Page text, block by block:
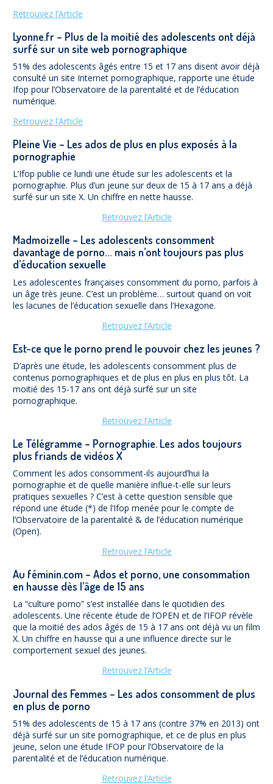
Retrouvez l’Article
Lyonne.fr – Plus de la moitié des adolescents ont déjà
surfé sur un site web pornographique
51% des adolescents âgés entre 15 et 17 ans disent avoir déjà
consulté un site Internet pornographique, rapporte une étude
Ifop pour l’Observatoire de la parentalité et de l’éducation
numérique.
Retrouvez l’Article
Pleine Vie – Les ados de plus en plus exposés à la
pornographie
L’Ifop publie ce lundi une étude sur les adolescents et la
pornographie. Plus d’un jeune sur deux de 15 à 17 ans a déjà
surfé sur un site X. Un chiffre en nette hausse.
Retrouvez l’Article
Madmoizelle – Les adolescents consomment
davantage de porno… mais n’ont toujours pas plus
d’éducation sexuelle
Les adolescentes françaises consomment du porno, parfois à
un âge très jeune. C’est un problème… surtout quand on voit
les lacunes de l’éducation sexuelle dans l’Hexagone.
Retrouvez l’Article
Est-ce que le porno prend le pouvoir chez les jeunes ?
D’après une étude, les adolescents consomment plus de
contenus pornographiques et de plus en plus en plus tôt. La
moitié des 15-17 ans ont déjà surfé sur un site
pornographique.
Retrouvez l’Article
Le Télégramme – Pornographie. Les ados toujours
plus friands de vidéos X
Comment les ados consomment-ils aujourd’hui la
pornographie et de quelle manière influe-t-elle sur leurs
pratiques sexuelles ? C’est à cette question sensible que
répond une étude (*) de l’Ifop menée pour le compte de
l’Observatoire de la parentalité & de l’éducation numérique
(Open).
Retrouvez l’Article
Au féminin.com – Ados et porno, une consommation
en hausse dès l’âge de 15 ans
La “culture porno” s’est installée dans le quotidien des
adolescents. Une récente étude de l’OPEN et de l’IFOP révèle
que la moitié des ados âgés de 15 à 17 ans ont déjà vu un film
X. Un chiffre en hausse qui a une influence directe sur le
comportement sexuel des jeunes.
Retrouvez l’Article
Journal des Femmes – Les ados consomment de plus
en plus de porno
51% des adolescents de 15 à 17 ans (contre 37% en 2013) ont
déjà surfé sur un site pornographique, et ce de plus en plus
jeune, selon une étude IFOP pour l’Observatoire de la
parentalité et de l’éducation numérique.
Retrouvez l’Article